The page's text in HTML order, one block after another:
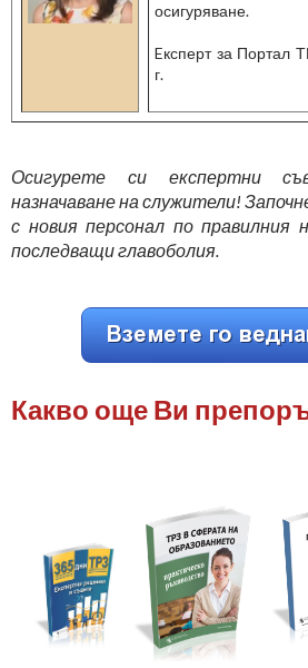
осигуряване.
Eксперт за Портал
г.
Осигурете си експертни
назначаване на служители!
с новия персонал по правилния
последващи главоболия.
Какво още Ви